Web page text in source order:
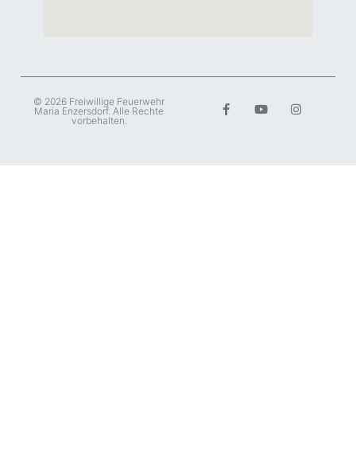
© 2026 Freiwillige Feuerwehr
Maria Enzersdorf. Alle Rechte
vorbehalten.